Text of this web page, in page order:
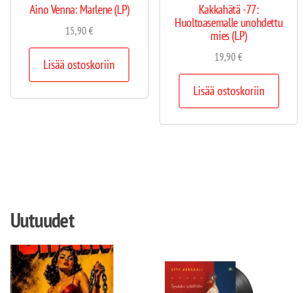
Aino Venna: Marlene (LP)
15,90€
Lisää ostoskoriin
Kakkahätä -77:
Huoltoasemalle unohdettu
mies (LP)
19,90€
Lisää ostoskoriin
Uutuudet